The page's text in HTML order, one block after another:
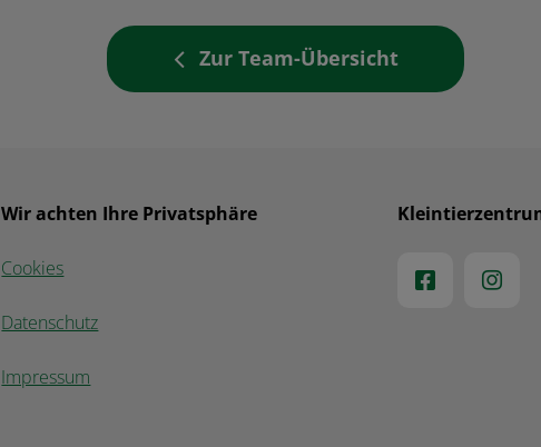
Zur Team-Übersicht
Wir achten Ihre Privatsphäre
Cookies
Datenschutz
Impressum